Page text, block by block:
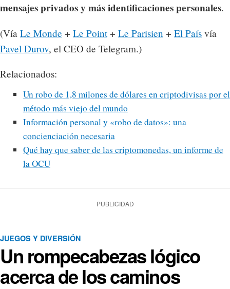
mensajes privados y más identificaciones personales.
(Vía Le Monde + Le Point+ Le Parisien + El País vía
Pavel Durov, el CEO de Telegram.)
Relacionados:
Un robo de 1,8 milones de dólares en criptodivisas por el
método más viejo del mundo
Información personal y «robo de datos»: una
concienciación necesaria
Qué hay que saber de las criptomonedas, un informe de
la OCU
PUBLICIDAD
JUEGOS Y DIVERSIÓN
Un rompecabezas lógico
acerca de los caminos